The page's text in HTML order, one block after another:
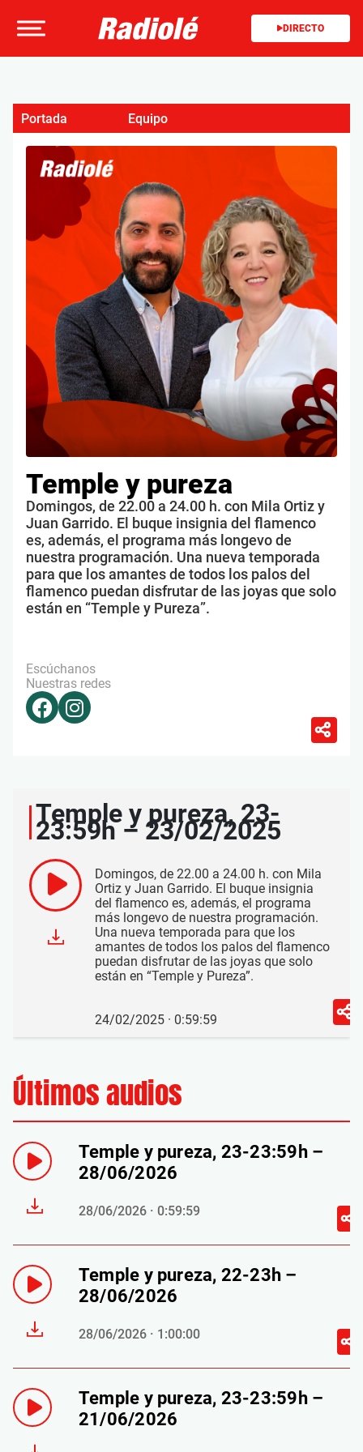
DIRECTO
Temple y pureza
Domingos, de 22.00 a 24.00 h. con Mila Ortiz y
Juan Garrido. El buque insignia del flamenco
es, además, el programa más longevo de
nuestra programación. Una nueva temporada
para que los amantes de todos los palos del
flamenco puedan disfrutar de las joyas que solo
están en “Temple y Pureza”.
Escúchanos
Nuestras redes
Portada Equipo
Temple y pureza, 23-
23:59h – 23/02/2025
Domingos, de 22.00 a 24.00 h. con Mila
Ortiz y Juan Garrido. El buque insignia
del flamenco es, además, el programa
más longevo de nuestra programación.
Una nueva temporada para que los
amantes de todos los palos del flamenco
puedan disfrutar de las joyas que solo
están en “Temple y Pureza”.
24/02/2025 · 0:59:59
Últimos audios
Temple y pureza, 23-23:59h –
28/06/2026
28/06/2026 · 0:59:59
Temple y pureza, 22-23h –
28/06/2026
28/06/2026 · 1:00:00
Temple y pureza, 23-23:59h –
21/06/2026